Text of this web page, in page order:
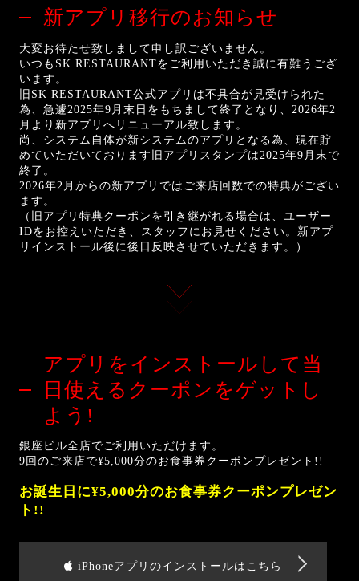
新アプリ移行のお知らせ
大変お待たせ致しまして申し訳ございません。
いつもSK RESTAURANTをご利用いただき誠に有難うござ
います。
旧SK RESTAURANT公式アプリは不具合が見受けられた
為、急遽2025年9月末日をもちまして終了となり、2026年2
月より新アプリへリニューアル致します。
尚、システム自体が新システムのアプリとなる為、現在貯
めていただいております旧アプリスタンプは2025年9月末で
終了。
2026年2月からの新アプリではご来店回数での特典がござい
ます。
（旧アプリ特典クーポンを引き継がれる場合は、ユーザー
IDをお控えいただき、スタッフにお見せください。新アプ
リインストール後に後日反映させていただきます。）
アプリをインストールして 当
日使えるクーポンをゲットし
よう!
銀座ビル全店でご利用いただけます。
9回のご来店で¥5,000分のお食事券クーポンプレゼント!!
お誕生日に¥5,000分のお食事券クーポンプレゼン
ト!!
iPhoneアプリのインストールはこちら